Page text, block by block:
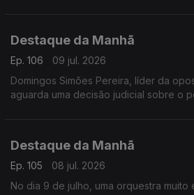
Frederico Pinheiro
Destaque da Manhã
Ep. 106
09 jul. 2026
Domingos Simões Pereira, líder da
aguarda uma decisão judicial sobre o
Destaque da Manhã
Ep. 105
08 jul. 2026
No dia 9 de julho, uma orquestra